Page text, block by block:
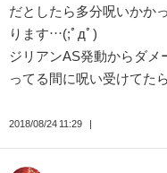
だとしたら多分呪いかか
ります…(;ﾟдﾟ)
ジリアンAS発動からダメ
ってる間に呪い受けてた
2018/08/24 11:29